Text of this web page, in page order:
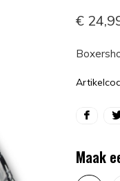
€
Maak